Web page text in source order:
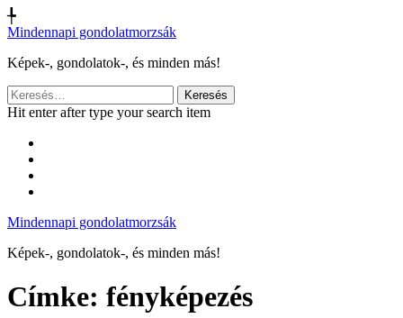
╄
Mindennapi gondolatmorzsák
Képek-, gondolatok-, és minden más!
Keresés:
Hit enter after type your search item
Mindennapi gondolatmorzsák
Képek-, gondolatok-, és minden más!
Címke: fényképezés